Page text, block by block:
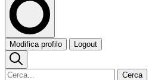
Modifica profilo Logout
Cerca